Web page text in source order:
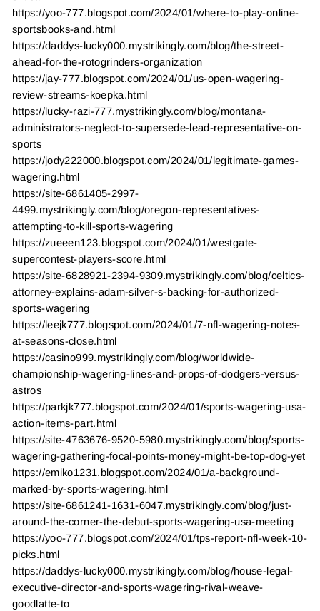
https://yoo-777.blogspot.com/2024/01/where-to-play-online-
sportsbooks-and.html
https://daddys-lucky000.mystrikingly.com/blog/the-street-
ahead-for-the-rotogrinders-organization
https://jay-777.blogspot.com/2024/01/us-open-wagering-
review-streams-koepka.html
https://lucky-razi-777.mystrikingly.com/blog/montana-
administrators-neglect-to-supersede-lead-representative-on-
sports
https://jody222000.blogspot.com/2024/01/legitimate-games-
wagering.html
https://site-6861405-2997-
4499.mystrikingly.com/blog/oregon-representatives-
attempting-to-kill-sports-wagering
https://zueeen123.blogspot.com/2024/01/westgate-
supercontest-players-score.html
https://site-6828921-2394-9309.mystrikingly.com/blog/celtics-
attorney-explains-adam-silver-s-backing-for-authorized-
sports-wagering
https://leejk777.blogspot.com/2024/01/7-nfl-wagering-notes-
at-seasons-close.html
https://casino999.mystrikingly.com/blog/worldwide-
championship-wagering-lines-and-props-of-dodgers-versus-
astros
https://parkjk777.blogspot.com/2024/01/sports-wagering-usa-
action-items-part.html
https://site-4763676-9520-5980.mystrikingly.com/blog/sports-
wagering-gathering-focal-points-money-might-be-top-dog-yet
https://emiko1231.blogspot.com/2024/01/a-background-
marked-by-sports-wagering.html
https://site-6861241-1631-6047.mystrikingly.com/blog/just-
around-the-corner-the-debut-sports-wagering-usa-meeting
https://yoo-777.blogspot.com/2024/01/tps-report-nfl-week-10-
picks.html
https://daddys-lucky000.mystrikingly.com/blog/house-legal-
executive-director-and-sports-wagering-rival-weave-
goodlatte-to